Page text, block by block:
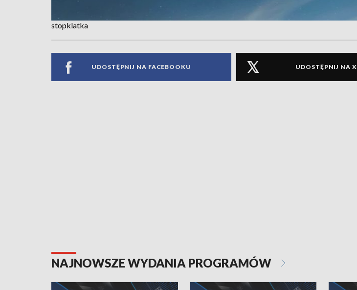
stopklatka
UDOSTĘPNIJ NA FACEBOOKU UDOSTĘPNIJ NA X
NAJNOWSZE WYDANIA PROGRAMÓW